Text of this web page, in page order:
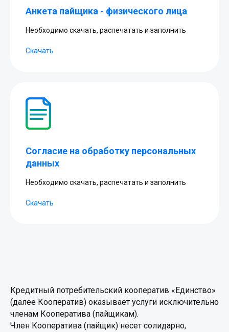
Анкета пайщика - физического лица
Необходимо скачать, распечатать и заполнить
Скачать
Согласие на обработку персональных
данных
Необходимо скачать, распечатать и заполнить
Скачать
Кредитный потребительский кооператив «Единство»
(далее Кооператив) оказывает услуги исключительно
членам Кооператива (пайщикам).
Член Кооператива (пайщик) несет солидарно,